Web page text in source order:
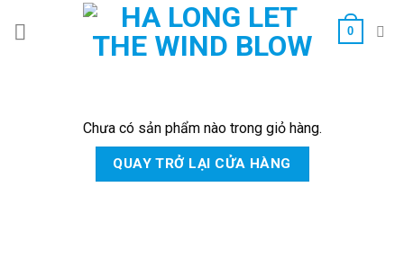
0
Chưa có sản phẩm nào trong giỏ hàng.
QUAY TRỞ LẠI CỬA HÀNG